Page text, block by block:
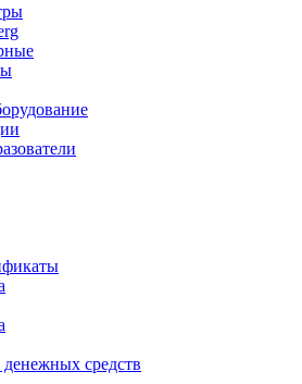
денежных средств